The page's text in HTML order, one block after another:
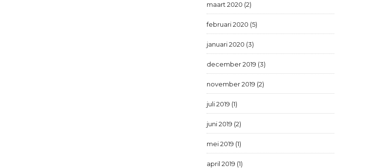
maart 2020 (2)
februari 2020 (5)
januari 2020 (3)
december 2019 (3)
november 2019 (2)
juli 2019 (1)
juni 2019 (2)
mei 2019 (1)
april 2019 (1)